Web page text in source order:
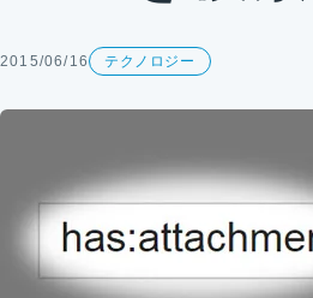
2015/06/16 テクノロジー